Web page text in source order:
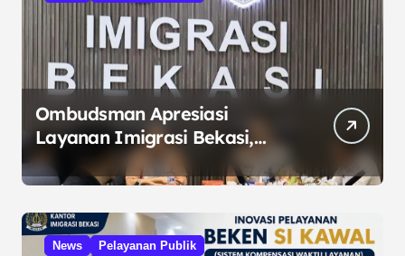
Ombudsman Apresiasi
Layanan Imigrasi Bekasi,
Dorong Cegah
Maladministrasi
News Pelayanan Publik